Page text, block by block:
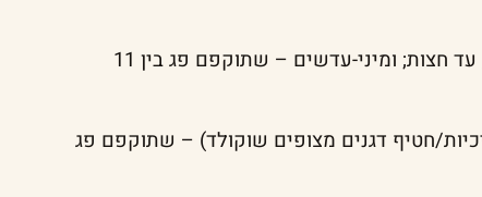
חטיפי פסק זמן, ממולדה, פרה קראנץ', עד חצות; ומיני-עדשים – שתוקפם פג בין 11
חטיף דגנים מצופים שוקולד) – שתוקפם פג